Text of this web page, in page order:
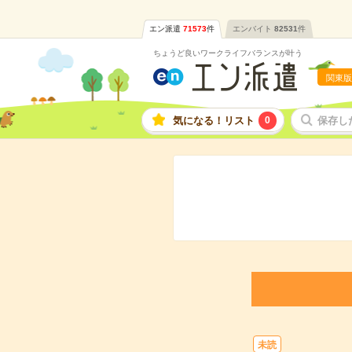
エン派遣 71573件 エンバイト 82531件
ちょうど良いワークライフバランスが叶う
関東版
気になる！リスト 0 保存し
未読